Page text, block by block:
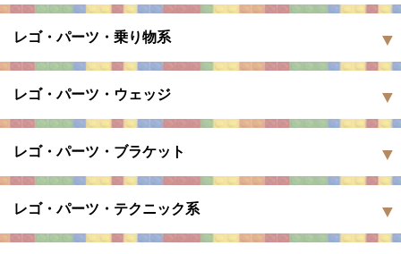
レゴ・パーツ・乗り物系
レゴ・パーツ・ウェッジ
レゴ・パーツ・ブラケット
レゴ・パーツ・テクニック系